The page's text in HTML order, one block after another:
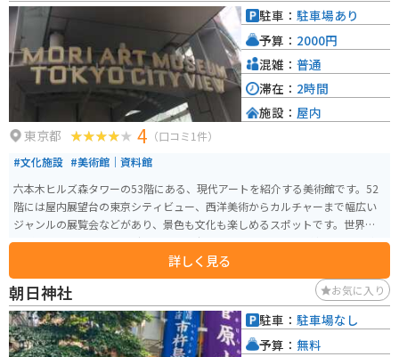
本木ヒルズ内のショッピングやレストランを楽しむこともできます。庭園は
入場無料で、休憩スポットとしても利用しやすいのが魅力です。交通アクセ
スも良好で、六本木駅から徒歩数分と便利な立地にあります。
東京都 4 （口コミ1件）
#文化施設 #美術館｜資料館
六本木ヒルズ森タワーの53階にある、現代アートを紹介する美術館です。52
階には屋内展望台の東京シティビュー、西洋美術からカルチャーまで幅広い
ジャンルの展覧会などがあり、景色も文化も楽しめるスポットです。世界の
先鋭的なアートや建築、デザイン、幅広いジャンルのアートに触れることが
詳しく見る
駐車： 駐車場あり
予算： 2000円
混雑： 普通
滞在： 2時間
施設： 屋内
朝日神社 お気に入り
駐車： 駐車場なし
予算： 無料